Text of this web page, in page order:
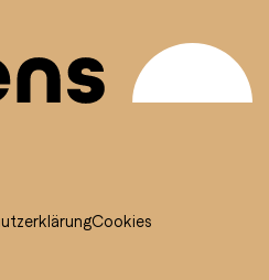
Cookies